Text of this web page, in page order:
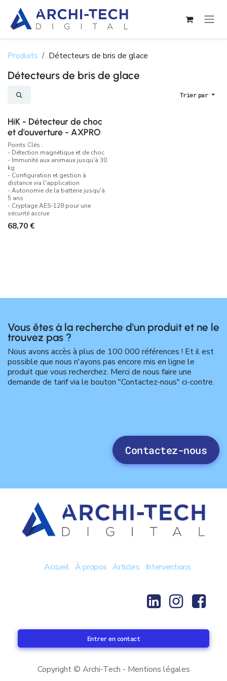
Produits Détecteurs de bris de glace
Détecteurs de bris de glace
Trier par
HiK - Détecteur de choc
et d'ouverture - AXPRO
Points Clés :
- Détection magnétique et de choc
- Immunité aux animaux jusqu'à 30
kg
- Configuration et gestion à
distance via l'application
- Autonomie de la batterie jusqu'à
5 ans
- Cryptage AES-128 pour une
sécurité accrue
68,70 €
Vous êtes à la recherche d'un produit et ne le
trouvez pas ?
Nous avons accès à plus de 100 000 références ! Et il est
possible que nous n'ayons pas encore mis en ligne le
produit que vous recherchez. Merci de nous faire une
demande de tarif via le bouton "Contactez-nous" ci-contre.
Contactez-nous
Accueil À propos Articles Interventions
Entrer en contact
Copyright © Archi-Tech - Mentions légales